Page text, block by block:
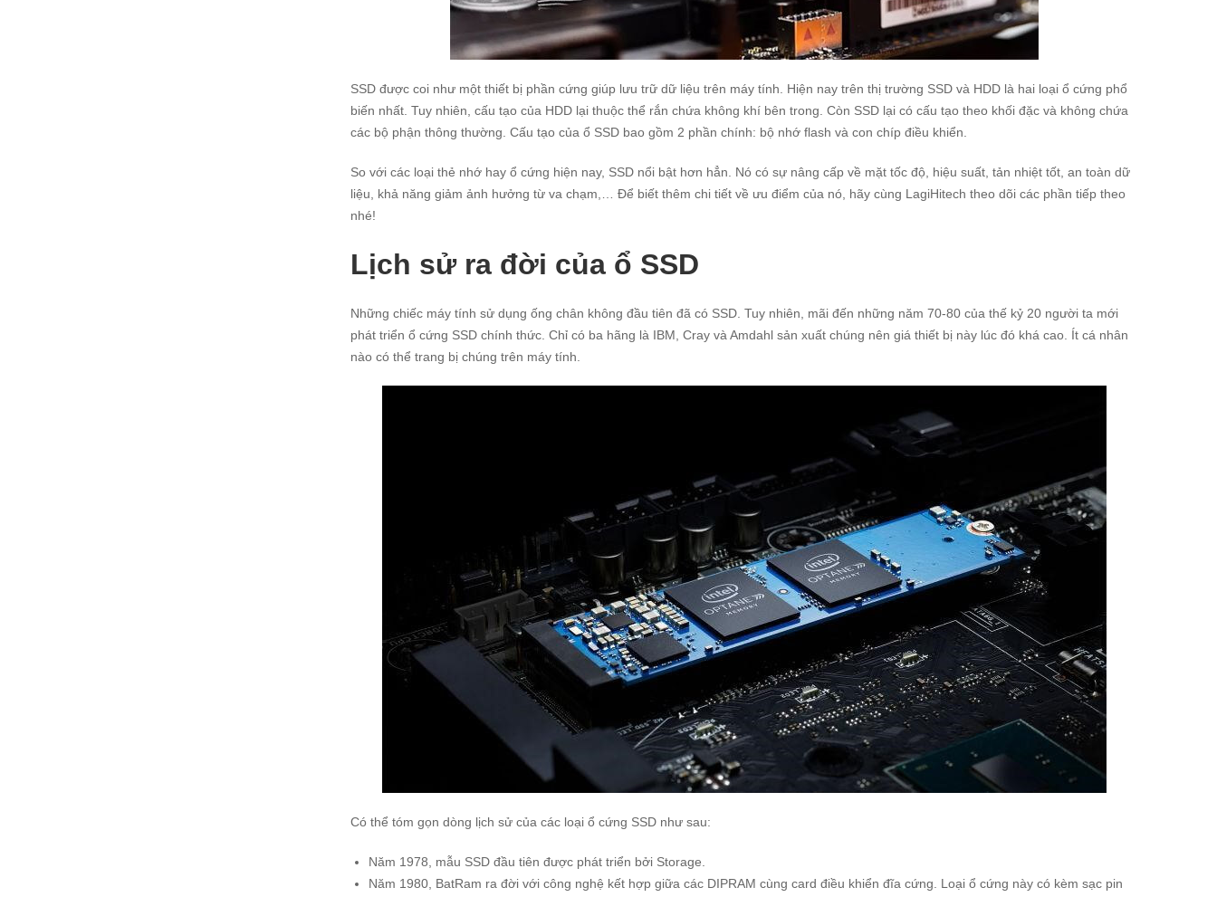
SSD được coi như một thiết bị phần cứng giúp lưu trữ dữ liệu trên máy tính. Hiện nay trên thị trường SSD và HDD là hai loại ổ cứng phổ
biến nhất. Tuy nhiên, cấu tạo của HDD lại thuộc thể rắn chứa không khí bên trong. Còn SSD lại có cấu tạo theo khối đặc và không chứa
các bộ phận thông thường. Cấu tạo của ổ SSD bao gồm 2 phần chính: bộ nhớ flash và con chíp điều khiển.
So với các loại thẻ nhớ hay ổ cứng hiện nay, SSD nổi bật hơn hẳn. Nó có sự nâng cấp về mặt tốc độ, hiệu suất, tản nhiệt tốt, an toàn dữ
liệu, khả năng giảm ảnh hưởng từ va chạm,… Để biết thêm chi tiết về ưu điểm của nó, hãy cùng LagiHitech theo dõi các phần tiếp theo
nhé!
Lịch sử ra đời của ổ SSD
Những chiếc máy tính sử dụng ống chân không đầu tiên đã có SSD. Tuy nhiên, mãi đến những năm 70-80 của thế kỷ 20 người ta mới
phát triển ổ cứng SSD chính thức. Chỉ có ba hãng là IBM, Cray và Amdahl sản xuất chúng nên giá thiết bị này lúc đó khá cao. Ít cá nhân
nào có thể trang bị chúng trên máy tính.
Có thể tóm gọn dòng lịch sử của các loại ổ cứng SSD như sau:
Năm 1978, mẫu SSD đầu tiên được phát triển bởi Storage.
Năm 1980, BatRam ra đời với công nghệ kết hợp giữa các DIPRAM cùng card điều khiển đĩa cứng. Loại ổ cứng này có kèm sạc pin